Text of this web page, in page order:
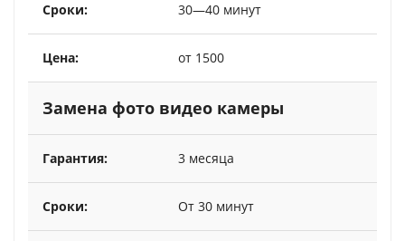
30—40 минут
от 1500
Замена фото видео камеры
3 месяца
От 30 минут